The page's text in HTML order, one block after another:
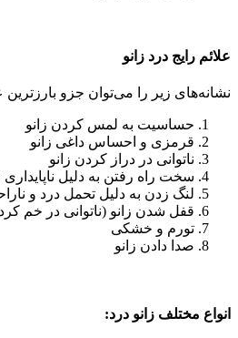
علائم رایج درد زانو
نشانه‌های زیر را می‌توان جزو
حساسیت به لمس کردن زانو
قرمزی و احساس داغی زانو
ناتوانی در دراز کردن زانو
سخت راه رفتن به دلیل ناپایداری
لنگ زدن به دلیل تحمل درد و
قفل شدن زانو (ناتوانی در خم
تورم و خشکی
صدا دادن زانو
انواع مختلف زانو درد: